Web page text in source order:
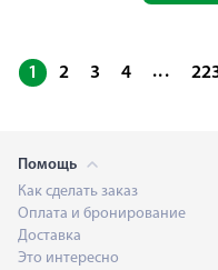
1 2 3 4 ...
Помощь
Как сделать заказ
Оплата и бронирование
Доставка
Это интересно